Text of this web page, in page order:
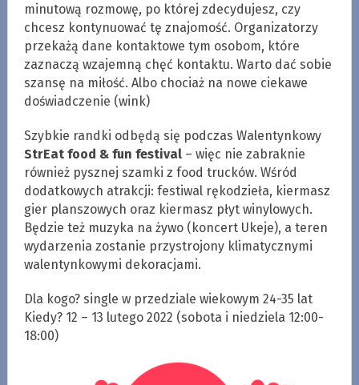
minutową rozmowę, po której zdecydujesz, czy
chcesz kontynuować tę znajomość. Organizatorzy
przekażą dane kontaktowe tym osobom, które
zaznaczą wzajemną chęć kontaktu. Warto dać sobie
szansę na miłość. Albo chociaż na nowe ciekawe
doświadczenie (wink)
Szybkie randki odbędą się podczas Walentynkowy
StrEat food & fun festival– więc nie zabraknie
również pysznej szamki z food trucków. Wśród
dodatkowych atrakcji: festiwal rękodzieła, kiermasz
gier planszowych oraz kiermasz płyt winylowych.
Będzie też muzyka na żywo (koncert Ukeje), a teren
wydarzenia zostanie przystrojony klimatycznymi
walentynkowymi dekoracjami.
Dla kogo? single w przedziale wiekowym 24-35 lat
Kiedy? 12 – 13 lutego 2022 (sobota i niedziela 12:00-
18:00)